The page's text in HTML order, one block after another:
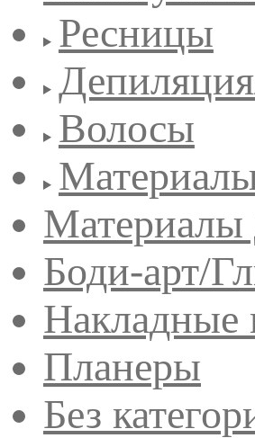
Ресницы
Волосы
Материалы
Боди-арт/
Накладные
Планеры
Без